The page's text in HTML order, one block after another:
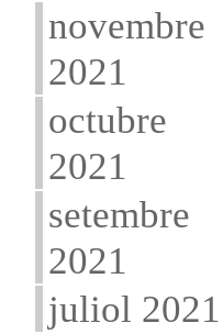
novembre
2021
octubre
2021
setembre
2021
juliol 2021